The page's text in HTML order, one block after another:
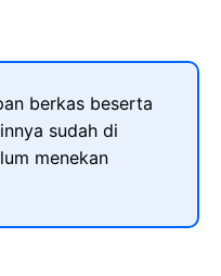
berkas beserta
sudah di
menekan